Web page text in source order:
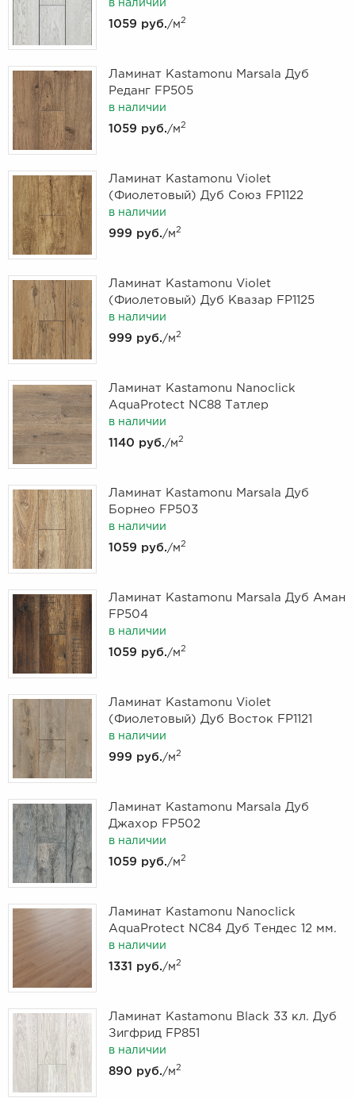
в наличии
1059 руб./м2
Ламинат Kastamonu Marsala Дуб
Реданг FP505
в наличии
1059 руб./м2
Ламинат Kastamonu Violet
(Фиолетовый) Дуб Союз FP1122
в наличии
999 руб./м2
Ламинат Kastamonu Violet
(Фиолетовый) Дуб Квазар FP1125
в наличии
999 руб./м2
Ламинат Kastamonu Nanoclick
AquaProtect NC88 Татлер
в наличии
1140 руб./м2
Ламинат Kastamonu Marsala Дуб
Борнео FP503
в наличии
1059 руб./м2
Ламинат Kastamonu Marsala Дуб Аман
FP504
в наличии
1059 руб./м2
Ламинат Kastamonu Violet
(Фиолетовый) Дуб Восток FP1121
в наличии
999 руб./м2
Ламинат Kastamonu Marsala Дуб
Джахор FP502
в наличии
1059 руб./м2
Ламинат Kastamonu Nanoclick
AquaProtect NC84 Дуб Тендес 12 мм.
в наличии
1331 руб./м2
Ламинат Kastamonu Black 33 кл. Дуб
Зигфрид FP851
в наличии
890 руб./м2